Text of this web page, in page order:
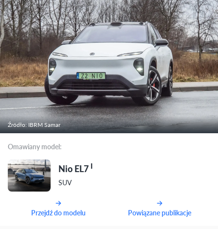
Źródło: IBRM Samar
Omawiany model:
Nio EL7 I
SUV
Przejdź do modelu Powiązane publikacje